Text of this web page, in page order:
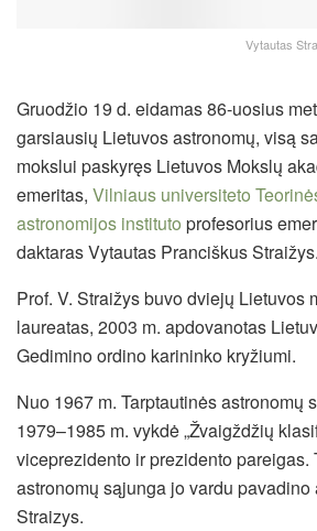
Vytautas
Gruodžio 19 d. eidamas 86-uosius
garsiausių Lietuvos astronomų, visą
mokslui paskyręs Lietuvos Mokslų
emeritas, Vilniaus universiteto
astronomijos instituto profesorius
daktaras Vytautas Pranciškus Straižys.
Prof. V. Straižys buvo dviejų Lietuvos
laureatas, 2003 m. apdovanotas
Gedimino ordino karininko kryžiumi.
Nuo 1967 m. Tarptautinės astronomų
1979–1985 m. vykdė „Žvaigždžių
viceprezidento ir prezidento pareigas.
astronomų sąjunga jo vardu pavadino
Straizys.